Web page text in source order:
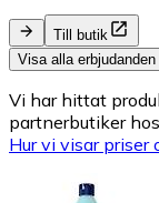
Till butik
Visa alla erbjudanden
Vi har hittat
partnerbutiker
Hur vi visar priser